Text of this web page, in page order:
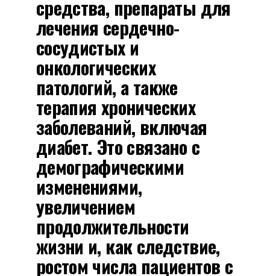
средства, препараты для
лечения сердечно-
сосудистых и
онкологических
патологий, а также
терапия хронических
заболеваний, включая
диабет. Это связано с
демографическими
изменениями,
увеличением
продолжительности
жизни и, как следствие,
ростом числа пациентов с